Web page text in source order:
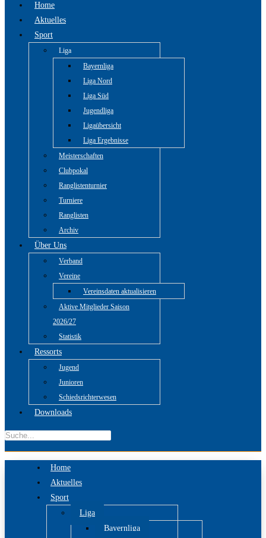
Home
Aktuelles
Sport
Liga
Bayernliga
Liga Nord
Liga Süd
Jugendliga
Ligaübersicht
Liga Ergebnisse
Meisterschaften
Clubpokal
Ranglistenturnier
Turniere
Ranglisten
Archiv
Über Uns
Verband
Vereine
Vereinsdaten aktualisieren
Aktive Mitglieder Saison
2026/27
Statistik
Ressorts
Jugend
Junioren
Schiedsrichterwesen
Downloads
Home
Aktuelles
Sport
Liga
Bayernliga